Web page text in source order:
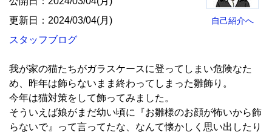
自己紹介へ
更新日：2024/03/04(月)
スタッフブログ
我が家の猫たちがガラスケースに登ってしまい危険なた
め、昨年は飾らないまま終わってしまった雛飾り。
今年は猫対策をして飾ってみました。
そういえば娘がまだ幼い頃に『お雛様のお顔が怖いから飾
らないで』って言ってたな、なんて懐かしく思い出したり